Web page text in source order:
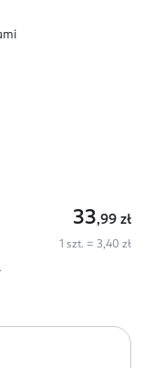
33,99 zł
1 szt. = 3,40 zł